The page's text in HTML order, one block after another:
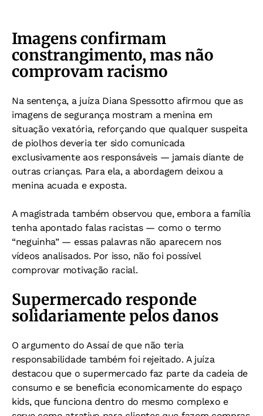
Imagens confirmam
constrangimento, mas não
comprovam racismo
Na sentença, a juíza Diana Spessotto afirmou que as
imagens de segurança mostram a menina em
situação vexatória, reforçando que qualquer suspeita
de piolhos deveria ter sido comunicada
exclusivamente aos responsáveis — jamais diante de
outras crianças. Para ela, a abordagem deixou a
menina acuada e exposta.
A magistrada também observou que, embora a família
tenha apontado falas racistas — como o termo
“neguinha” — essas palavras não aparecem nos
vídeos analisados. Por isso, não foi possível
comprovar motivação racial.
Supermercado responde
solidariamente pelos danos
O argumento do Assaí de que não teria
responsabilidade também foi rejeitado. A juíza
destacou que o supermercado faz parte da cadeia de
consumo e se beneficia economicamente do espaço
kids, que funciona dentro do mesmo complexo e